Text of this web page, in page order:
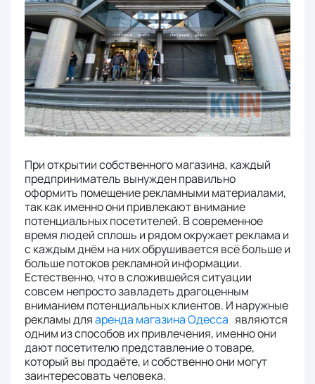
При открытии собственного магазина, каждый
предприниматель вынужден правильно
оформить помещение рекламными материалами,
так как именно они привлекают внимание
потенциальных посетителей. В современное
время людей сплошь и рядом окружает реклама и
с каждым днём на них обрушивается всё больше и
больше потоков рекламной информации.
Естественно, что в сложившейся ситуации
совсем непросто завладеть драгоценным
вниманием потенциальных клиентов. И наружные
рекламы дляаренда магазина Одесса являются
одним из способов их привлечения, именно они
дают посетителю представление о товаре,
который вы продаёте, и собственно они могут
заинтересовать человека.